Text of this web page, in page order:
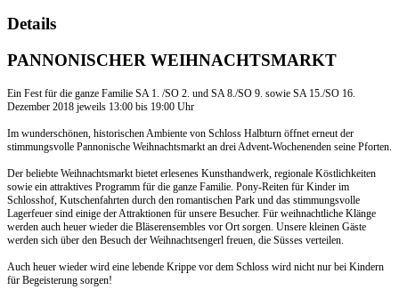
Details
PANNONISCHER WEIHNACHTSMARKT
Ein Fest für die ganze Familie SA 1. /SO 2. und SA 8./SO 9. sowie SA 15./SO 16.
Dezember 2018 jeweils 13:00 bis 19:00 Uhr
Im wunderschönen, historischen Ambiente von Schloss Halbturn öffnet erneut der
stimmungsvolle Pannonische Weihnachtsmarkt an drei Advent-Wochenenden seine Pforten.
Der beliebte Weihnachtsmarkt bietet erlesenes Kunsthandwerk, regionale Köstlichkeiten
sowie ein attraktives Programm für die ganze Familie. Pony-Reiten für Kinder im
Schlosshof, Kutschenfahrten durch den romantischen Park und das stimmungsvolle
Lagerfeuer sind einige der Attraktionen für unsere Besucher. Für weihnachtliche Klänge
werden auch heuer wieder die Bläserensembles vor Ort sorgen. Unsere kleinen Gäste
werden sich über den Besuch der Weihnachtsengerl freuen, die Süsses verteilen.
Auch heuer wieder wird eine lebende Krippe vor dem Schloss wird nicht nur bei Kindern
für Begeisterung sorgen!